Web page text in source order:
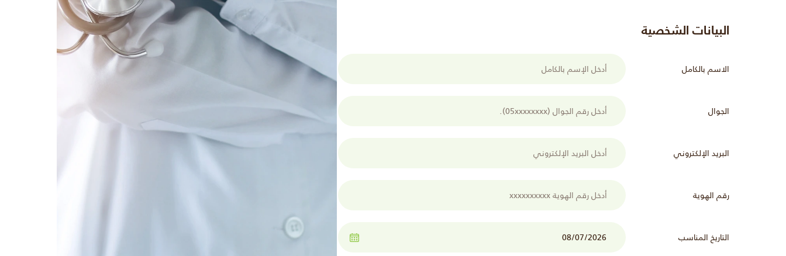
البيانات الشخصية
الاسم بالكامل
الجوال
البريد الإلكتروني
رقم الهوية
التاريخ المناسب